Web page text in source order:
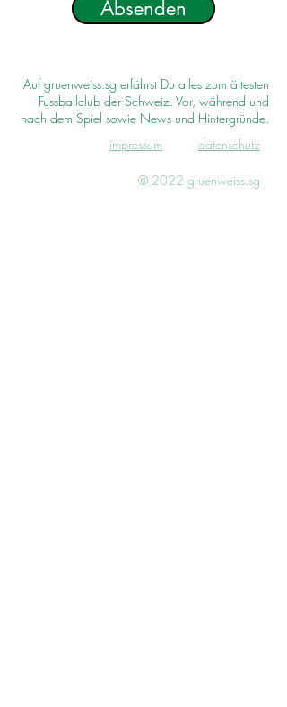
Absenden
Auf gruenweiss.sg erfährst Du alles zum ältesten
Fussballclub der Schweiz. Vor, während und
nach dem Spiel sowie News und Hintergründe.
impressum
datenschutz
© 2022 gruenweiss.sg